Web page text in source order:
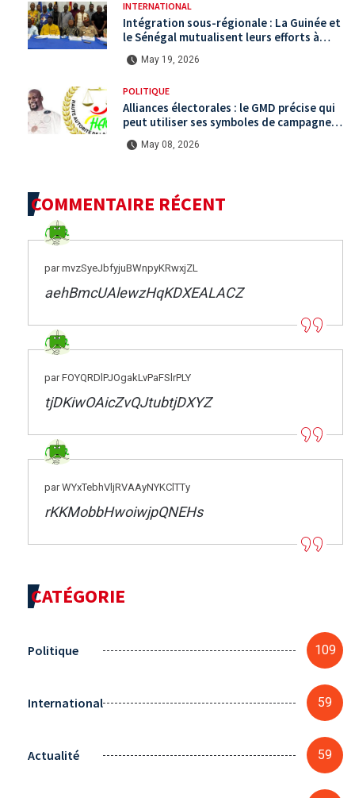
INTERNATIONAL
Intégration sous-régionale : La Guinée et
le Sénégal mutualisent leurs efforts à
Koundara via le programme RéZo
May 19, 2026
POLITIQUE
Alliances électorales : le GMD précise qui
peut utiliser ses symboles de campagne
avant le scrutin du 31 mai
May 08, 2026
COMMENTAIRE RÉCENT
par mvzSyeJbfyjuBWnpyKRwxjZL
aehBmcUAlewzHqKDXEALACZ
par FOYQRDlPJOgakLvPaFSlrPLY
tjDKiwOAicZvQJtubtjDXYZ
par WYxTebhVljRVAAyNYKClTTy
rKKMobbHwoiwjpQNEHs
CATÉGORIE
Politique 109
International 59
Actualité 59